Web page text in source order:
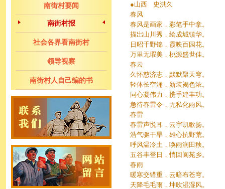
南街村要闻
南街村报
社会各界看南街村
领导视察
南街村人自己编的书
●山西 史洪久
春风
春风是画家，彩笔手中拿。
描岀山川秀，绘成城镇华。
日昭千野锦，霞映百园花。
万里无瑕美，桃源盛世佳。
春云
久怀慈济志，默默聚天穹。
轻体长空涌，新装褐色浓。
同心凝伟力，携手建丰功。
急待春雷令，无私化雨风。
春雷
春雷声悦耳，云宇凯歌扬。
浩气驱干旱，雄心抗野荒。
呼风温冷土，唤雨润田秧。
五谷丰登日，悄回阆苑乡。
春雨
暖寒交错重，云暗布苍穹。
天降毛毛雨，坤吹湿湿风。